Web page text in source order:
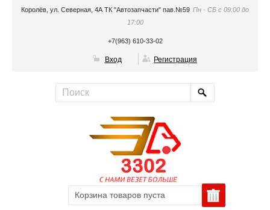
Королёв, ул. Северная, 4А ТК "Автозапчасти" пав.№59 Пн - СБ с 09:00 до
17:00
+7(963) 610-33-02
Вход Регистрация
Корзина товаров пуста